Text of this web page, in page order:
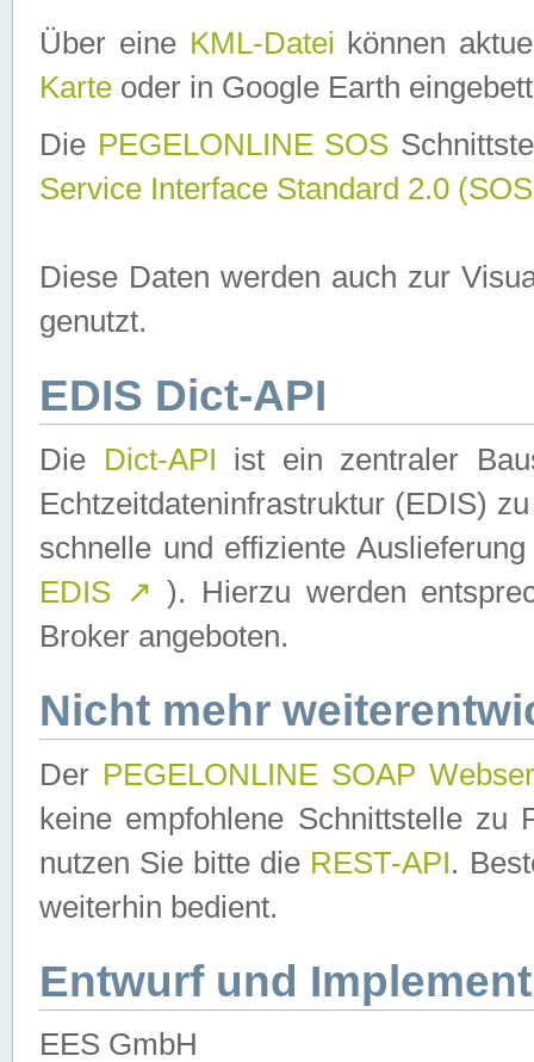
Über eine KML-Datei können
Karte oder in Google Earth
Die PEGELONLINE SOS
Service Interface Standard 2.0
Diese Daten werden auch zur
genutzt.
EDIS Dict-API
Die Dict-API ist ein zentraler
Echtzeitdateninfrastruktur (EDIS)
schnelle und effiziente
EDIS ↗ ). Hierzu werden
Broker angeboten.
Nicht mehr
Der PEGELONLINE SOAP
keine empfohlene Schnittstelle zu
nutzen Sie bitte die REST-API.
weiterhin bedient.
Entwurf und
EES GmbH